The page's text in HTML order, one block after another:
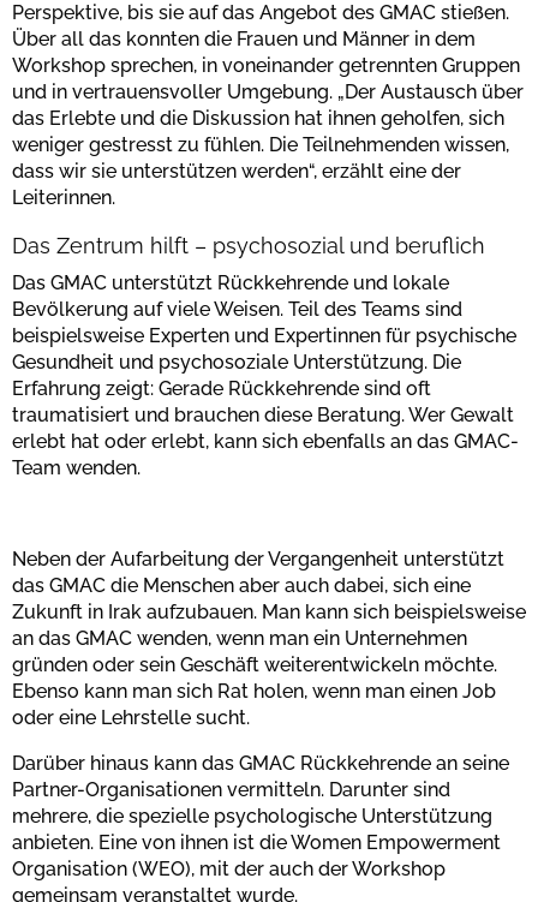
Perspektive, bis sie auf das Angebot des GMAC stießen.
Über all das konnten die Frauen und Männer in dem
Workshop sprechen, in voneinander getrennten Gruppen
und in vertrauensvoller Umgebung. „Der Austausch über
das Erlebte und die Diskussion hat ihnen geholfen, sich
weniger gestresst zu fühlen. Die Teilnehmenden wissen,
dass wir sie unterstützen werden“, erzählt eine der
Leiterinnen.
Das Zentrum hilft – psychosozial und beruflich
Das GMAC unterstützt Rückkehrende und lokale
Bevölkerung auf viele Weisen. Teil des Teams sind
beispielsweise Experten und Expertinnen für psychische
Gesundheit und psychosoziale Unterstützung. Die
Erfahrung zeigt: Gerade Rückkehrende sind oft
traumatisiert und brauchen diese Beratung. Wer Gewalt
erlebt hat oder erlebt, kann sich ebenfalls an das GMAC-
Team wenden.
Neben der Aufarbeitung der Vergangenheit unterstützt
das GMAC die Menschen aber auch dabei, sich eine
Zukunft in Irak aufzubauen. Man kann sich beispielsweise
an das GMAC wenden, wenn man ein Unternehmen
gründen oder sein Geschäft weiterentwickeln möchte.
Ebenso kann man sich Rat holen, wenn man einen Job
oder eine Lehrstelle sucht.
Darüber hinaus kann das GMAC Rückkehrende an seine
Partner-Organisationen vermitteln. Darunter sind
mehrere, die spezielle psychologische Unterstützung
anbieten. Eine von ihnen ist die Women Empowerment
Organisation (WEO), mit der auch der Workshop
gemeinsam veranstaltet wurde.